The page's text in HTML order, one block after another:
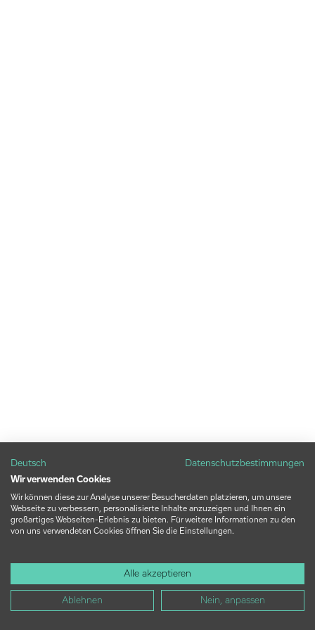
Deutsch
Datenschutzbestimmungen
Wir verwenden Cookies
Wir können diese zur Analyse unserer Besucherdaten platzieren, um unsere
Webseite zu verbessern, personalisierte Inhalte anzuzeigen und Ihnen ein
großartiges Webseiten-Erlebnis zu bieten. Für weitere Informationen zu den
von uns verwendeten Cookies öffnen Sie die Einstellungen.
Alle akzeptieren
Ablehnen Nein, anpassen